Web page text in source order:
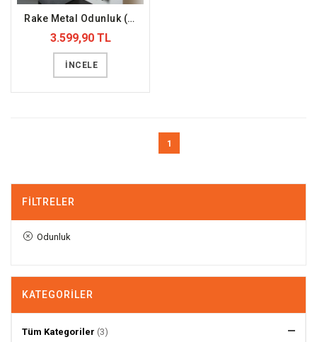
Rake Metal Odunluk (DFFODN8)
3.599,90 TL
İNCELE
1
FILTRELER
Odunluk
KATEGORILER
Tüm Kategoriler (3)